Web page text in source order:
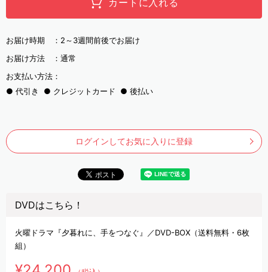
お届け時期 ： 2～3週間前後でお届け
お届け方法 ： 通常
お支払い方法：
代引き
クレジットカード 後払い
ログインしてお気に入りに登録
DVDはこちら！
火曜ドラマ『夕暮れに、手をつなぐ』／DVD-BOX（送料無料・6枚
組）